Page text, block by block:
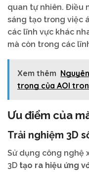
quan tự nhiên. Điều
sáng tạo trong việc
các lĩnh vực khác
mà còn trong các
Xem thêm
trọng của AOI
Ưu điểm của
Trải nghiệm 3D
Sử dụng công nghệ
3D tạo ra hiệu ứng